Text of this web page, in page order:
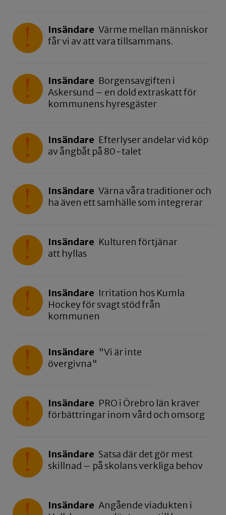
Insändare Värme mellan människor
får vi av att vara tillsammans.
Insändare Borgensavgiften i
Askersund – en dold extraskatt för
kommunens hyresgäster
Insändare Efterlyser andelar vid köp
av ångbåt på 80-talet
Insändare Värna våra traditioner och
ha även ett samhälle som integrerar
Insändare Kulturen förtjänar
att hyllas
Insändare Irritation hos Kumla
Hockey för svagt stöd från
kommunen
Insändare "Vi är inte
övergivna"
Insändare PRO i Örebro län kräver
förbättringar inom vård och omsorg
Insändare Satsa där det gör mest
skillnad – på skolans verkliga behov
Insändare Angående viadukten i